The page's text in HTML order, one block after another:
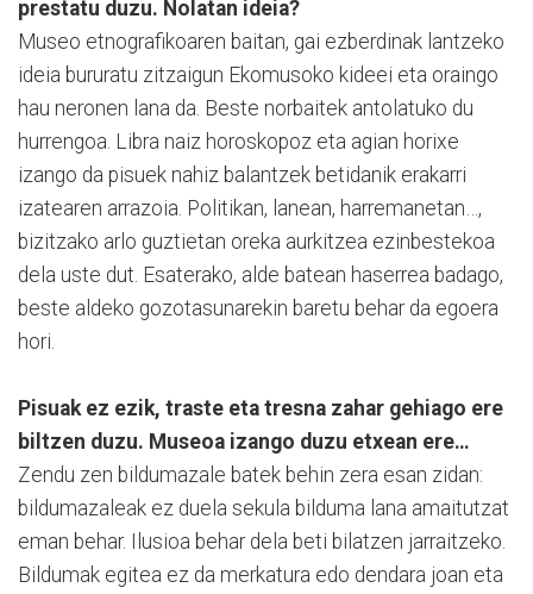
prestatu duzu. Nolatan ideia?
Museo etnografikoaren baitan, gai ezberdinak lantzeko
ideia bururatu zitzaigun Ekomusoko kideei eta oraingo
hau neronen lana da. Beste norbaitek antolatuko du
hurrengoa. Libra naiz horoskopoz eta agian horixe
izango da pisuek nahiz balantzek betidanik erakarri
izatearen arrazoia. Politikan, lanean, harremanetan…,
bizitzako arlo guztietan oreka aurkitzea ezinbestekoa
dela uste dut. Esaterako, alde batean haserrea badago,
beste aldeko gozotasunarekin baretu behar da egoera
hori.
Pisuak ez ezik, traste eta tresna zahar gehiago ere
biltzen duzu. Museoa izango duzu etxean ere…
Zendu zen bildumazale batek behin zera esan zidan:
bildumazaleak ez duela sekula bilduma lana amaitutzat
eman behar. Ilusioa behar dela beti bilatzen jarraitzeko.
Bildumak egitea ez da merkatura edo dendara joan eta